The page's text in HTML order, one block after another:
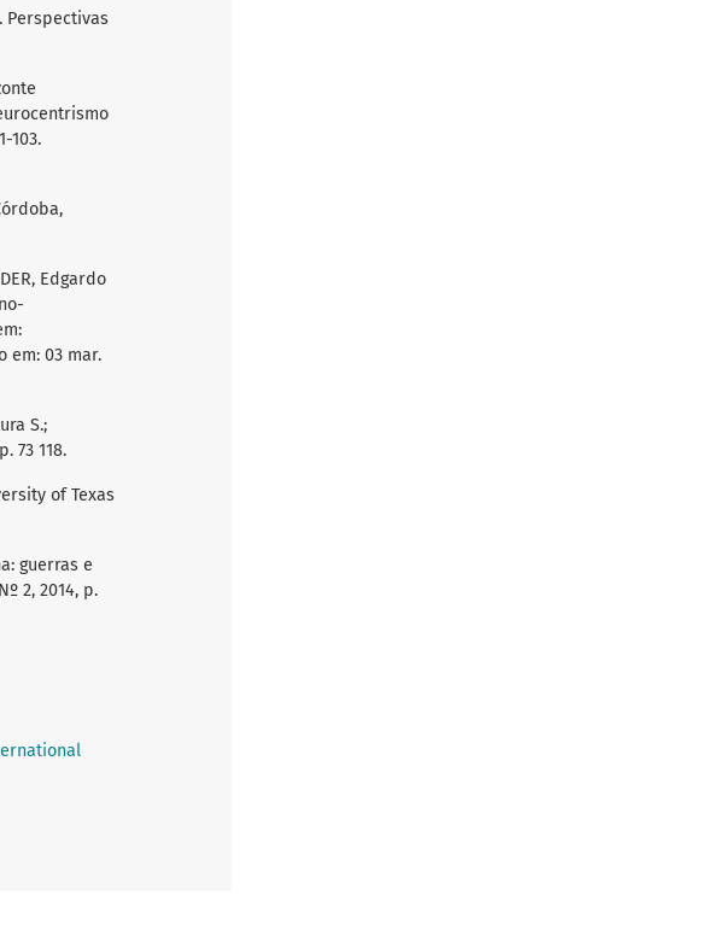
Perspectivas
103.
Edgardo
em: 03 mar.
S.;
73 118.
of Texas
guerras e
2, 2014, p.